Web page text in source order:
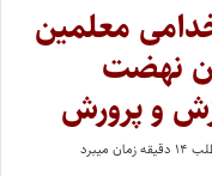
معلمین
نهضت
و پرورش
میبرد